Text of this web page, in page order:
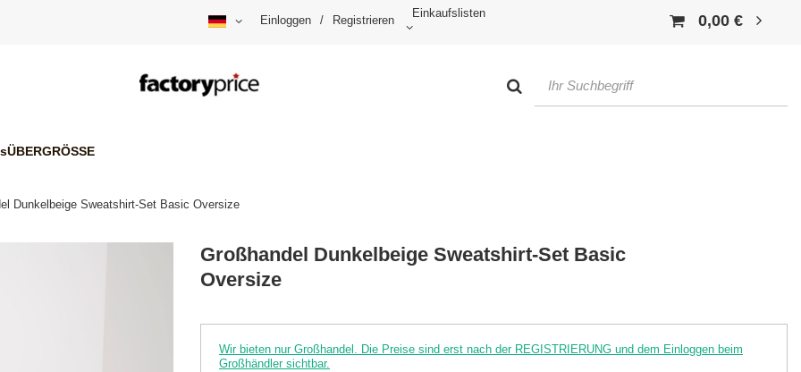
Einloggen / Registrieren
Einkaufslisten 0,00 €
ÜBERGRÖSSE
Dunkelbeige Sweatshirt-Set Basic Oversize
Großhandel Dunkelbeige Sweatshirt-Set Basic
Oversize
Wir bieten nur Großhandel. Die Preise sind erst nach der REGISTRIERUNG und dem Einloggen beim
Großhändler sichtbar.